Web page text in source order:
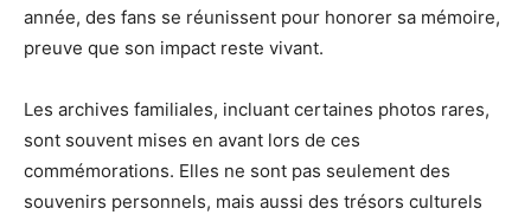
année, des fans se réunissent pour honorer sa mémoire,
preuve que son impact reste vivant.
Les archives familiales, incluant certaines photos rares,
sont souvent mises en avant lors de ces
commémorations. Elles ne sont pas seulement des
souvenirs personnels, mais aussi des trésors culturels